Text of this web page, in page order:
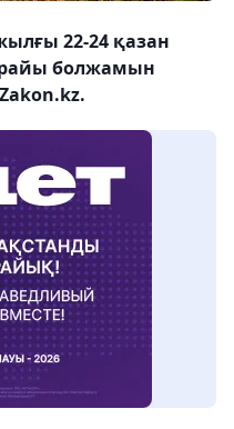
22-24 қазан
болжамын